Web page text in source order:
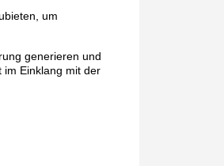
um
generieren und
im Einklang mit der